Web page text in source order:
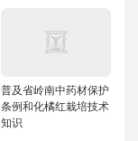
普及省岭南中药材保护
条例和化橘红栽培技术
知识